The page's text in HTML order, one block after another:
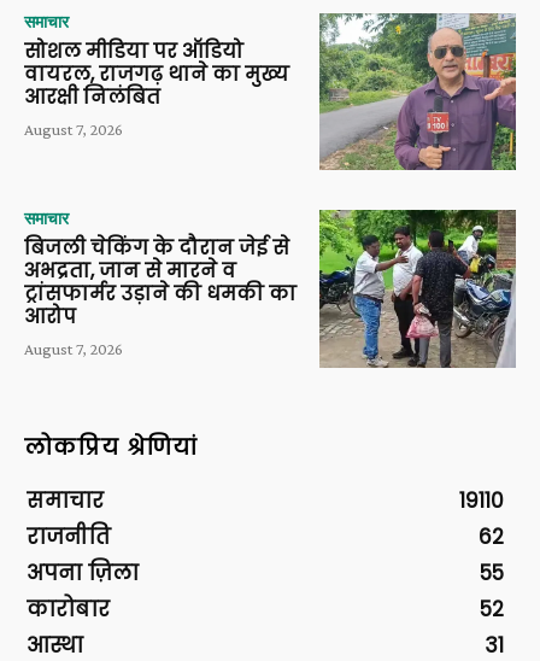
समाचार
सोशल मीडिया पर ऑडियो
वायरल, राजगढ़ थाने का मुख्य
आरक्षी निलंबित
August 7, 2026
समाचार
बिजली चेकिंग के दौरान जेई से
अभद्रता, जान से मारने व
ट्रांसफार्मर उड़ाने की धमकी का
आरोप
August 7, 2026
लोकप्रिय श्रेणियां
समाचार
19110
राजनीति
62
अपना ज़िला
55
कारोबार
52
आस्था
31